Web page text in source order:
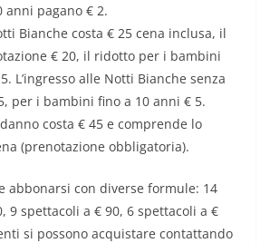
anni pagano € 2.
Bianche costa € 25 cena inclusa, il
€ 20, il ridotto per i bambini
L’ingresso alle Notti Bianche senza
per i bambini fino a 10 anni € 5.
costa € 45 e comprende lo
(prenotazione obbligatoria).
abbonarsi con diverse formule: 14
9 spettacoli a € 90, 6 spettacoli a €
si possono acquistare contattando